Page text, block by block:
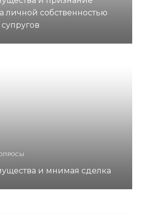
личной собственностью
и мнимая сделка